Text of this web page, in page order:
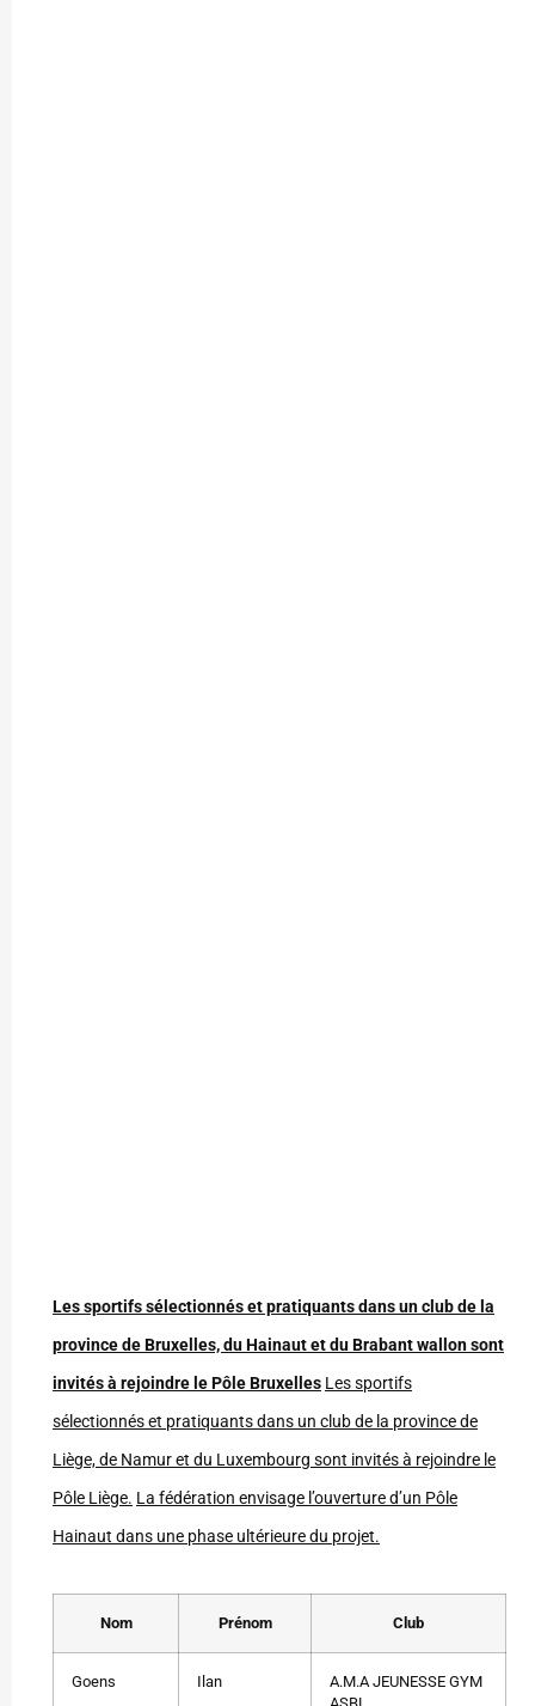
Les sportifs sélectionnés et pratiquants dans un club de la
province de Bruxelles, du Hainaut et du Brabant wallon sont
invités à rejoindre le Pôle Bruxelles Les sportifs
sélectionnés et pratiquants dans un club de la province de
Liège, de Namur et du Luxembourg sont invités à rejoindre le
Pôle Liège. La fédération envisage l’ouverture d’un Pôle
Hainaut dans une phase ultérieure du projet.
Nom Prénom Club
Goens Ilan
A.M.A JEUNESSE GYM